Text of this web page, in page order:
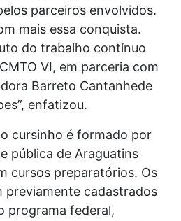
parceiros envolvidos.
mais essa conquista.
do trabalho contínuo
VI, em parceria com
Barreto Cantanhede
enfatizou.
cursinho é formado por
pública de Araguatins
cursos preparatórios. Os
previamente cadastrados
programa federal,